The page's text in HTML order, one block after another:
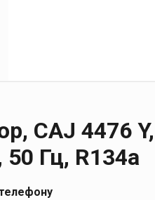
CAJ 4476
Гц, R134a